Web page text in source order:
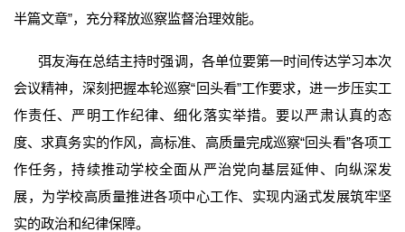
半篇文章”，充分释放巡察监督治理效能。
弭友海在总结主持时强调，各单位要第一时间传达学习本次
会议精神，深刻把握本轮巡察“回头看”工作要求，进一步压实工
作责任、严明工作纪律、细化落实举措。要以严肃认真的态
度、求真务实的作风，高标准、高质量完成巡察“回头看”各项工
作任务，持续推动学校全面从严治党向基层延伸、向纵深发
展，为学校高质量推进各项中心工作、实现内涵式发展筑牢坚
实的政治和纪律保障。